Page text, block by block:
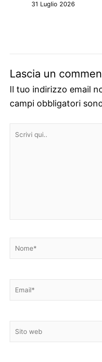
31 Luglio 2026
Lascia un
Il tuo indirizzo email
campi obbligatori
Scrivi
Nome*
Email*
Sito
web